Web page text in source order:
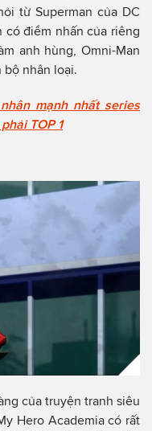
từ Superman của DC
có điểm nhấn của riêng
anh hùng, Omni-Man
bộ nhân loại.
mạnh nhất series
TOP 1
của truyện tranh siêu
Hero Academia có rất